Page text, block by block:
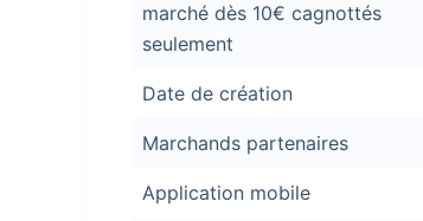
marché dès 10€ cagnottés
seulement
Date de création
Marchands partenaires
Application mobile